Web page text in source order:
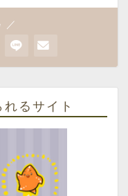
／
るサイト